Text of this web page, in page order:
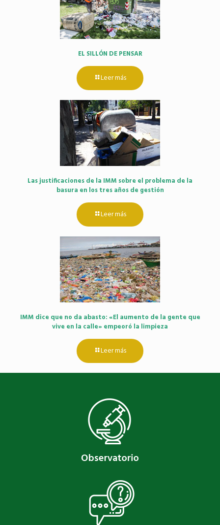
EL SILLÓN DE PENSAR
Leer más
Las justificaciones de la IMM sobre el problema de la
basura en los tres años de gestión
Leer más
IMM dice que no da abasto: «El aumento de la gente que
vive en la calle» empeoró la limpieza
Leer más